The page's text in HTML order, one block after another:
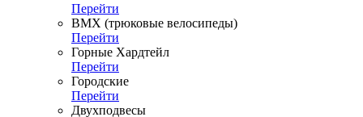
Перейти
ВМХ (трюковые велосипеды)
Перейти
Горные Хардтейл
Перейти
Городские
Перейти
Двухподвесы